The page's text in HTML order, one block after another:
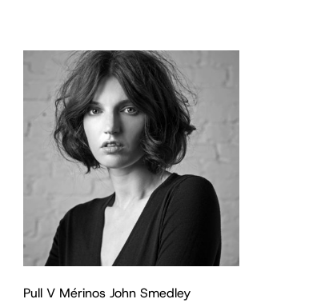
Pull V Mérinos John Smedley